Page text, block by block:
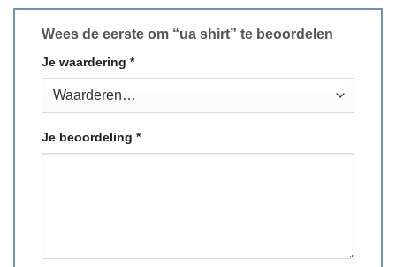
Wees de eerste om “ua shirt” te beoordelen
Je waardering *
Je beoordeling *